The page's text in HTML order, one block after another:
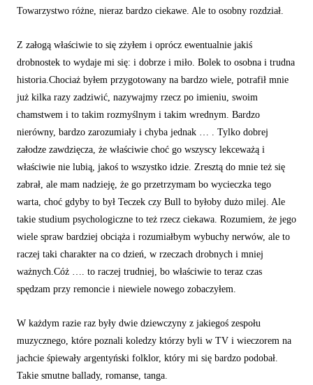
Towarzystwo różne, nieraz bardzo ciekawe. Ale to osobny rozdział.
Z załogą właściwie to się zżyłem i oprócz ewentualnie jakiś
drobnostek to wydaje mi się: i dobrze i miło. Bolek to osobna i trudna
historia.Chociaż byłem przygotowany na bardzo wiele, potrafił mnie
już kilka razy zadziwić, nazywajmy rzecz po imieniu, swoim
chamstwem i to takim rozmyślnym i takim wrednym. Bardzo
nierówny, bardzo zarozumiały i chyba jednak … . Tylko dobrej
załodze zawdzięcza, że właściwie choć go wszyscy lekceważą i
właściwie nie lubią, jakoś to wszystko idzie. Zresztą do mnie też się
zabrał, ale mam nadzieję, że go przetrzymam bo wycieczka tego
warta, choć gdyby to był Teczek czy Bull to byłoby dużo milej. Ale
takie studium psychologiczne to też rzecz ciekawa. Rozumiem, że jego
wiele spraw bardziej obciąża i rozumiałbym wybuchy nerwów, ale to
raczej taki charakter na co dzień, w rzeczach drobnych i mniej
ważnych.Cóż …. to raczej trudniej, bo właściwie to teraz czas
spędzam przy remoncie i niewiele nowego zobaczyłem.
W każdym razie raz były dwie dziewczyny z jakiegoś zespołu
muzycznego, które poznali koledzy którzy byli w TV i wieczorem na
jachcie śpiewały argentyński folklor, który mi się bardzo podobał.
Takie smutne ballady, romanse, tanga.